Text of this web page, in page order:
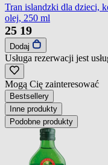
Tran islandzki dla dzieci,
olej, 250 ml
25 19
Dodaj
Usługa rezerwacji jest
Mogą Cię zainteresować
Bestsellery
Inne produkty
Podobne produkty